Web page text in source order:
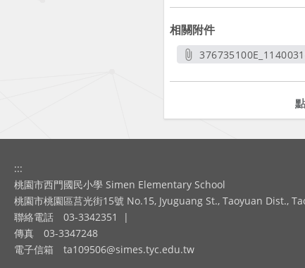
相關附件
:::
桃園市西門國民小學 Simen Elementary School
桃園市桃園區莒光街15號 No.15, Jyuguang St., Taoyuan Dist.,
聯絡電話
03-3342351
|
傳真
03-3347248
電子信箱
ta109506@simes.tyc.edu.tw